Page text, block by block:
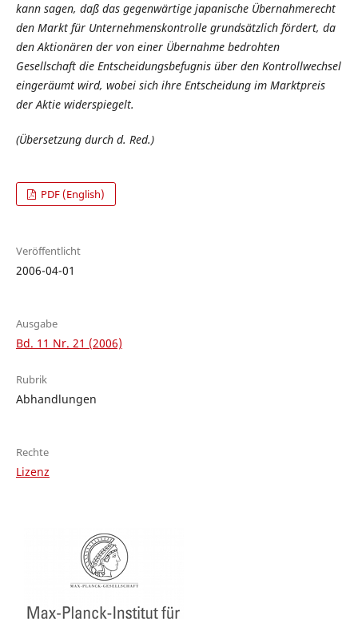
kann sagen, daß das gegenwärtige japanische Übernahmerecht
den Markt für Unternehmenskontrolle grundsätzlich fördert, da
den Aktionären der von einer Übernahme bedrohten
Gesellschaft die Entscheidungsbefugnis über den Kontrollwechsel
eingeräumt wird, wobei sich ihre Entscheidung im Marktpreis
der Aktie widerspiegelt.
(Übersetzung durch d. Red.)
PDF (English)
Veröffentlicht
2006-04-01
Ausgabe
Bd. 11 Nr. 21 (2006)
Rubrik
Abhandlungen
Rechte
Lizenz